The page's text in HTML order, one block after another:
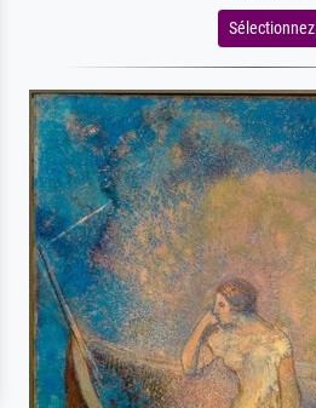
Sélectionnez